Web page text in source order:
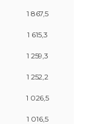
1 867,5
1 615,3
1 259,3
1 252,2
1 026,5
1 016,5